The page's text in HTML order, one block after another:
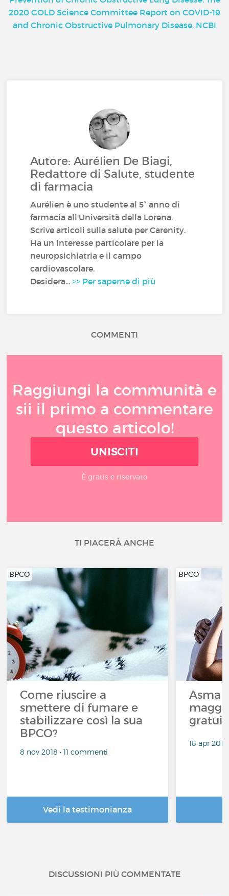
2020 GOLD Science Committee Report on COVID-19
and Chronic Obstructive Pulmonary Disease, NCBI
Autore: Aurélien De Biagi,
Redattore di Salute, studente
di farmacia
Aurélien è uno studente al 5° anno di
farmacia all'Università della Lorena.
Scrive articoli sulla salute per Carenity.
Ha un interesse particolare per la
neuropsichiatria e il campo
cardiovascolare.
Desidera...>> Per saperne di più
COMMENTI
Raggiungi la communità e
sii il primo a commentare
questo articolo!
UNISCITI
È gratis e riservato
TI PIACERÀ ANCHE
BPCO
Come riuscire a
smettere di fumare e
stabilizzare così la sua
BPCO?
8 nov 2018 • 11 commenti
Vedi la testimonianza
BPCO
Asma
18 apr
DISCUSSIONI PIÙ COMMENTATE